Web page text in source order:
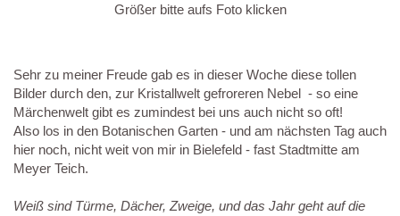
Größer bitte aufs Foto klicken
Sehr zu meiner Freude gab es in dieser Woche diese tollen
Bilder durch den, zur Kristallwelt gefroreren Nebel - so eine
Märchenwelt gibt es zumindest bei uns auch nicht so oft!
Also los in den Botanischen Garten - und am nächsten Tag auch
hier noch, nicht weit von mir in Bielefeld - fast Stadtmitte am
Meyer Teich.
Weiß sind Türme, Dächer, Zweige, und das Jahr geht auf die